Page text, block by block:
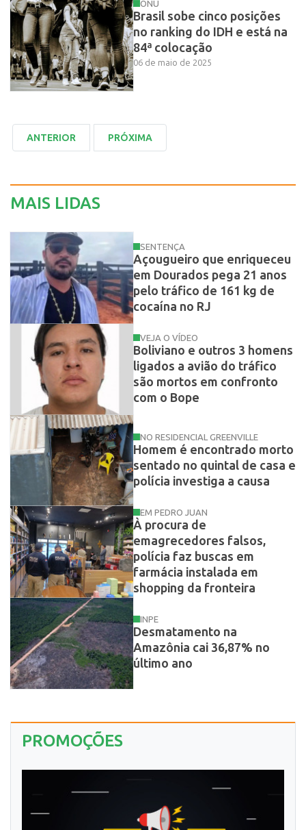
ONU
Brasil sobe cinco posições
no ranking do IDH e está na
84ª colocação
06 de maio de 2025
MAIS LIDAS
SENTENÇA
Açougueiro que enriqueceu
em Dourados pega 21 anos
pelo tráfico de 161 kg de
cocaína no RJ
VEJA O VÍDEO
Boliviano e outros 3 homens
ligados a avião do tráfico
são mortos em confronto
com o Bope
NO RESIDENCIAL GREENVILLE
Homem é encontrado morto
sentado no quintal de casa e
polícia investiga a causa
EM PEDRO JUAN
À procura de
emagrecedores falsos,
polícia faz buscas em
farmácia instalada em
shopping da fronteira
INPE
Desmatamento na
Amazônia cai 36,87% no
último ano
PROMOÇÕES